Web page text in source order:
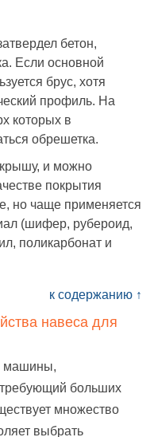
бетон,
Если основной
брус, хотя
профиль. На
которых в
обрешетка.
крышу, и можно
покрытия
но чаще применяется
(шифер, рубероид,
поликарбонат и
к содержанию ↑
навеса для
машины,
больших
множество
выбрать